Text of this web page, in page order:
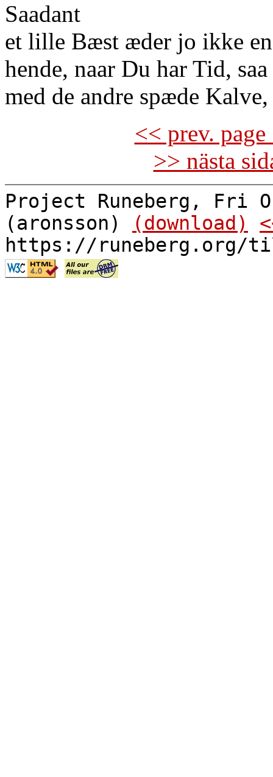
Saadant
et lille Bæst æder jo ikke
hende, naar Du har Tid,
med de andre spæde
<< prev.
>> nästa
Project Runeberg, Fri
(aronsson)
(download)
https://runeberg.org/